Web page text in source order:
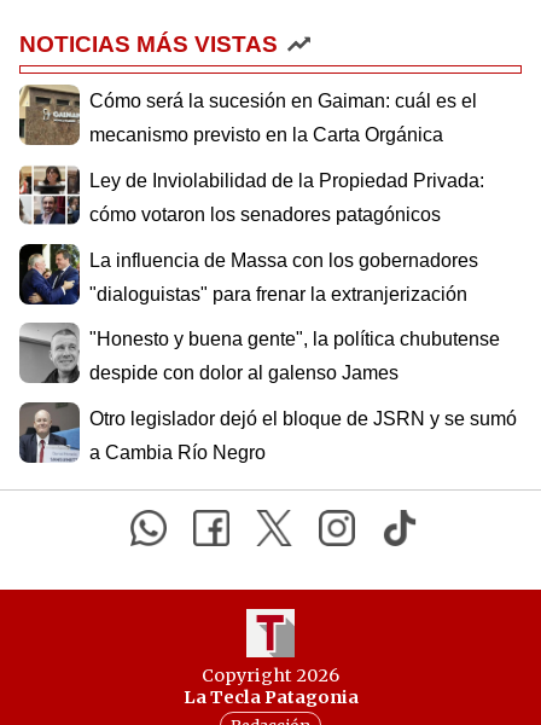
NOTICIAS MÁS VISTAS
Cómo será la sucesión en Gaiman: cuál es el
mecanismo previsto en la Carta Orgánica
Ley de Inviolabilidad de la Propiedad Privada:
cómo votaron los senadores patagónicos
La influencia de Massa con los gobernadores
"dialoguistas" para frenar la extranjerización
"Honesto y buena gente", la política chubutense
despide con dolor al galenso James
Otro legislador dejó el bloque de JSRN y se sumó
a Cambia Río Negro
Copyright 2026
La Tecla Patagonia